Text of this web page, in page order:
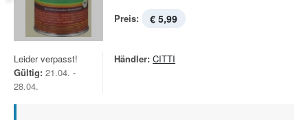
Preis: € 5,99
Leider verpasst!
Gültig: 21.04. -
28.04.
Händler: CITTI